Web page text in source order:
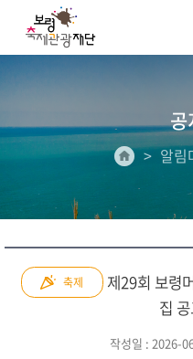
공
알림
축제
제29회 보령
집
작성일 : 2026-